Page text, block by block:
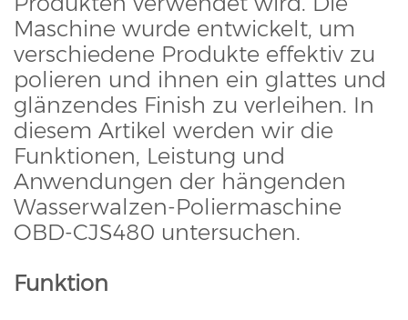
Maschine wurde entwickelt, um
verschiedene Produkte effektiv zu
polieren und ihnen ein glattes und
glänzendes Finish zu verleihen. In
diesem Artikel werden wir die
Funktionen, Leistung und
Anwendungen der hängenden
Wasserwalzen-Poliermaschine
OBD-CJS480 untersuchen.
Funktion